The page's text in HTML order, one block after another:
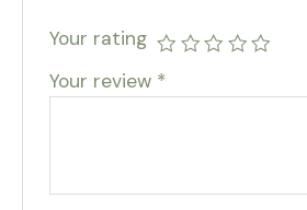
Your rating
Your review *